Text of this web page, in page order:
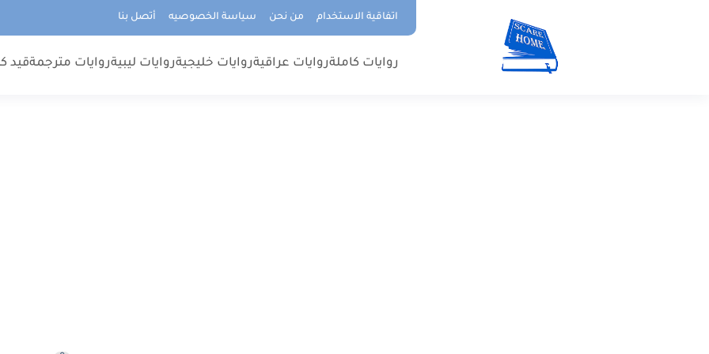
اتفاقية الاستخدام من نحن سياسة الخصوصيه أتصل بنا
روايات كاملةروايات عراقيةروايات خليجيةروايات ليبيةروايات مترجمةقيد